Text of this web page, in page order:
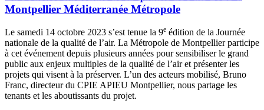
Montpellier Méditerranée Métropole
Le samedi 14 octobre 2023 s’est tenue la 9e édition de la Journée
nationale de la qualité de l’air. La Métropole de Montpellier participe
à cet événement depuis plusieurs années pour sensibiliser le grand
public aux enjeux multiples de la qualité de l’air et présenter les
projets qui visent à la préserver. L’un des acteurs mobilisé, Bruno
Franc, directeur du CPIE APIEU Montpellier, nous partage les
tenants et les aboutissants du projet.